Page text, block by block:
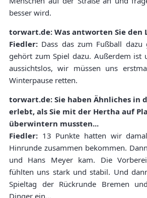
besser wird.
torwart.de: Was antworten Sie den
Fiedler: Dass das zum Fußball
gehört zum Spiel dazu. Außerdem ist
aussichtslos, wir müssen uns
Winterpause retten.
torwart.de: Sie haben Ähnliches in
erlebt, als Sie mit der Hertha auf
überwintern mussten...
Fiedler: 13 Punkte hatten wir
Hinrunde zusammen bekommen.
und Hans Meyer kam. Die
fühlten uns stark und stabil. Und
Spieltag der Rückrunde Bremen